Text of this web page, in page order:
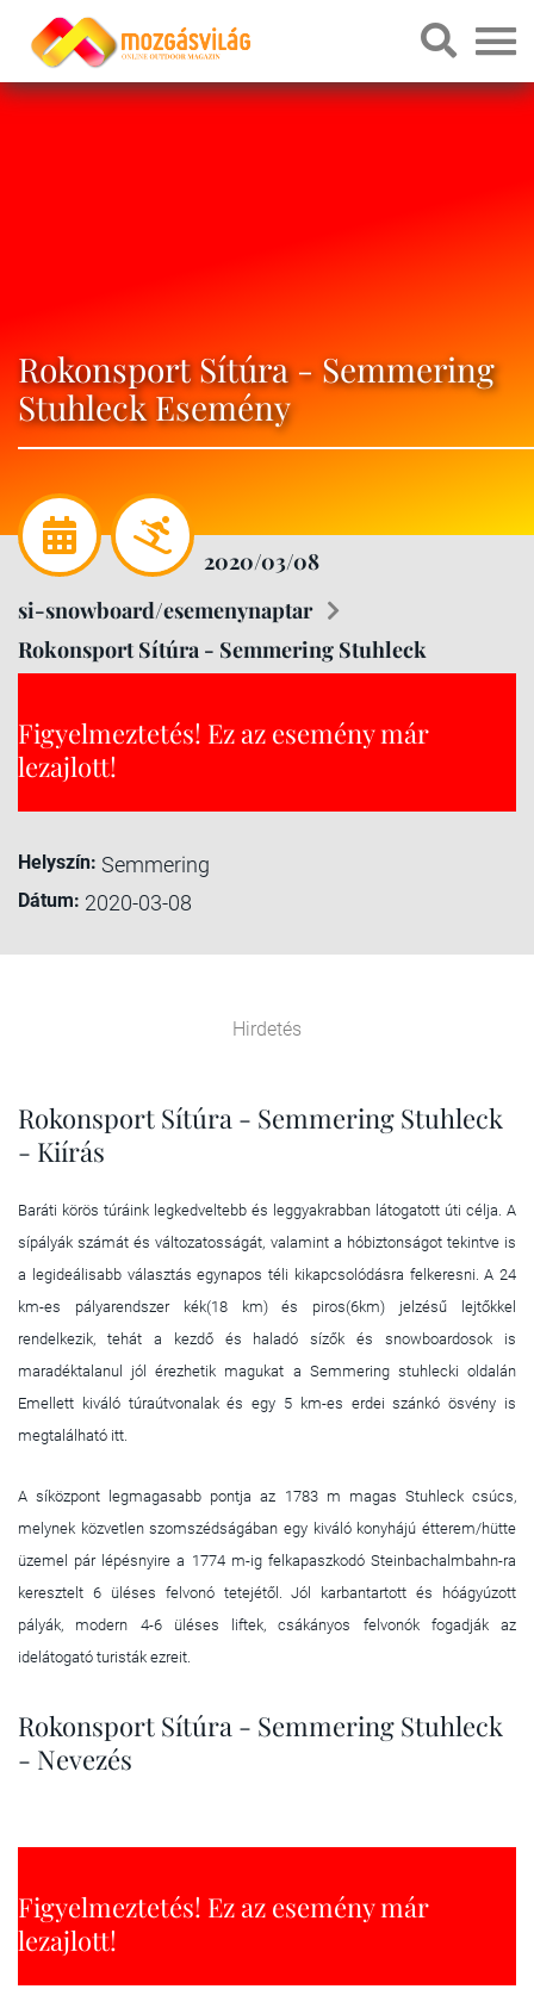
Rokonsport Sítúra - Semmering
Stuhleck Esemény
2020/03/08
si-snowboard/esemenynaptar
Rokonsport Sítúra - Semmering Stuhleck
Figyelmeztetés! Ez az esemény már
lezajlott!
Helyszín: Semmering
Dátum: 2020-03-08
Hirdetés
Rokonsport Sítúra - Semmering Stuhleck
- Kiírás
Baráti körös túráink legkedveltebb és leggyakrabban látogatott úti célja. A
sípályák számát és változatosságát, valamint a hóbiztonságot tekintve is
a legideálisabb választás egynapos téli kikapcsolódásra felkeresni. A 24
km-es pályarendszer kék(18 km) és piros(6km) jelzésű lejtőkkel
rendelkezik, tehát a kezdő és haladó sízők és snowboardosok is
maradéktalanul jól érezhetik magukat a Semmering stuhlecki oldalán
Emellett kiváló túraútvonalak és egy 5 km-es erdei szánkó ösvény is
megtalálható itt.
A síközpont legmagasabb pontja az 1783 m magas Stuhleck csúcs,
melynek közvetlen szomszédságában egy kiváló konyhájú étterem/hütte
üzemel pár lépésnyire a 1774 m-ig felkapaszkodó Steinbachalmbahn-ra
keresztelt 6 üléses felvonó tetejétől. Jól karbantartott és hóágyúzott
pályák, modern 4-6 üléses liftek, csákányos felvonók fogadják az
idelátogató turisták ezreit.
Rokonsport Sítúra - Semmering Stuhleck
- Nevezés
Figyelmeztetés! Ez az esemény már
lezajlott!